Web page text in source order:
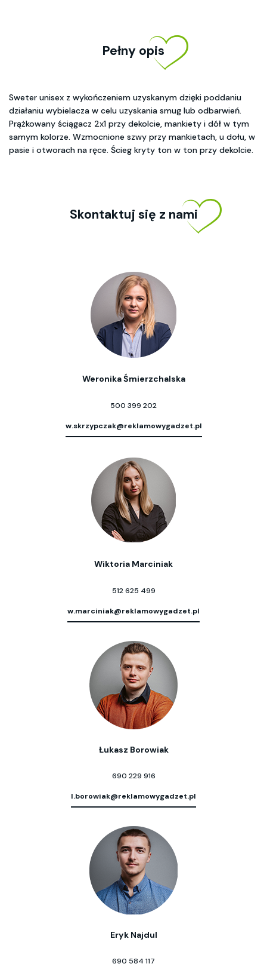
Pełny opis
Sweter unisex z wykończeniem uzyskanym dzięki poddaniu
działaniu wybielacza w celu uzyskania smug lub odbarwień.
Prążkowany ściągacz 2x1 przy dekolcie, mankiety i dół w tym
samym kolorze. Wzmocnione szwy przy mankietach, u dołu, w
pasie i otworach na ręce. Ścieg kryty ton w ton przy dekolcie.
Skontaktuj się z nami
Weronika Śmierzchalska
500 399 202
w.skrzypczak@reklamowygadzet.pl
Wiktoria Marciniak
512 625 499
w.marciniak@reklamowygadzet.pl
Łukasz Borowiak
690 229 916
l.borowiak@reklamowygadzet.pl
Eryk Najdul
690 584 117